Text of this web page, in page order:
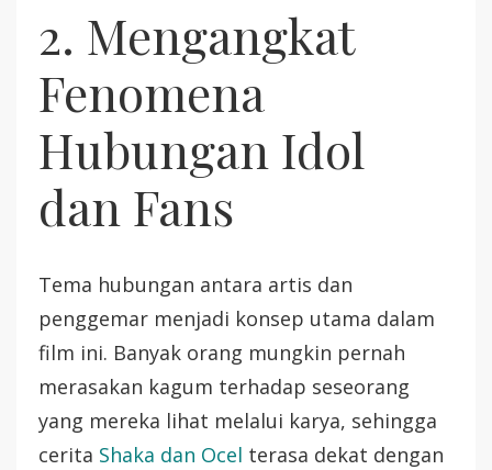
2. Mengangkat
Fenomena
Hubungan Idol
dan Fans
Tema hubungan antara artis dan
penggemar menjadi konsep utama dalam
film ini. Banyak orang mungkin pernah
merasakan kagum terhadap seseorang
yang mereka lihat melalui karya, sehingga
cerita Shaka dan Ocel terasa dekat dengan